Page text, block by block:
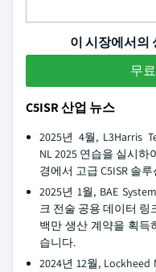
이 시장에서의
무
C5ISR 산업 뉴스
2025년 4월, L3Harris
NL 2025 연습을 실시하
경에서 고급 C5ISR 솔
2025년 1월, BAE
크 전술 공용 데이터 링
백만 생산 계약을 획득
습니다.
2024년 12월,